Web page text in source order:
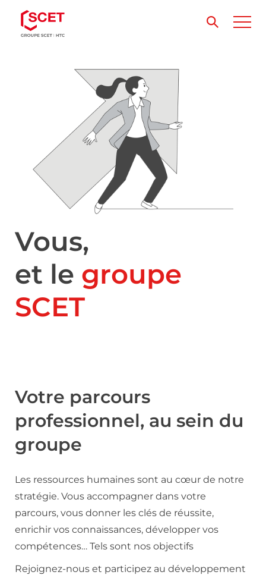
Vous,
et le groupe
SCET
Votre parcours
professionnel, au sein du
groupe
Les ressources humaines sont au cœur de notre
stratégie. Vous accompagner dans votre
parcours, vous donner les clés de réussite,
enrichir vos connaissances, développer vos
compétences… Tels sont nos objectifs
Rejoignez-nous et participez au développement